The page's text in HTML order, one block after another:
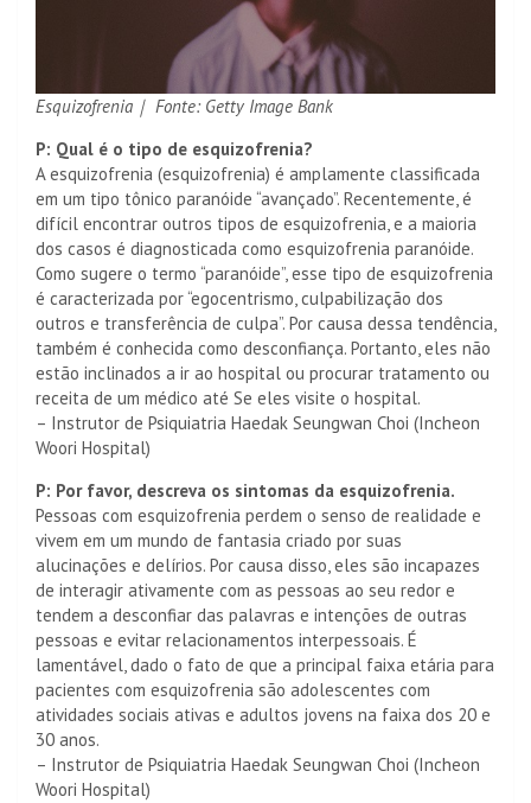
Esquizofrenia｜ Fonte: Getty Image Bank
P: Qual é o tipo de esquizofrenia?
A esquizofrenia (esquizofrenia) é amplamente classificada
em um tipo tônico paranóide “avançado”. Recentemente, é
difícil encontrar outros tipos de esquizofrenia, e a maioria
dos casos é diagnosticada como esquizofrenia paranóide.
Como sugere o termo “paranóide”, esse tipo de esquizofrenia
é caracterizada por “egocentrismo, culpabilização dos
outros e transferência de culpa”. Por causa dessa tendência,
também é conhecida como desconfiança. Portanto, eles não
estão inclinados a ir ao hospital ou procurar tratamento ou
receita de um médico até Se eles visite o hospital.
– Instrutor de Psiquiatria Haedak Seungwan Choi (Incheon
Woori Hospital)
P: Por favor, descreva os sintomas da esquizofrenia.
Pessoas com esquizofrenia perdem o senso de realidade e
vivem em um mundo de fantasia criado por suas
alucinações e delírios. Por causa disso, eles são incapazes
de interagir ativamente com as pessoas ao seu redor e
tendem a desconfiar das palavras e intenções de outras
pessoas e evitar relacionamentos interpessoais. É
lamentável, dado o fato de que a principal faixa etária para
pacientes com esquizofrenia são adolescentes com
atividades sociais ativas e adultos jovens na faixa dos 20 e
30 anos.
– Instrutor de Psiquiatria Haedak Seungwan Choi (Incheon
Woori Hospital)